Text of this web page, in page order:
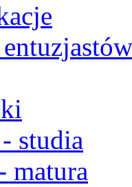
studia
matura